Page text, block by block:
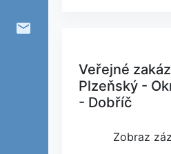
email
Veřejné
Plzeňský -
- Dobříč
Zobraz